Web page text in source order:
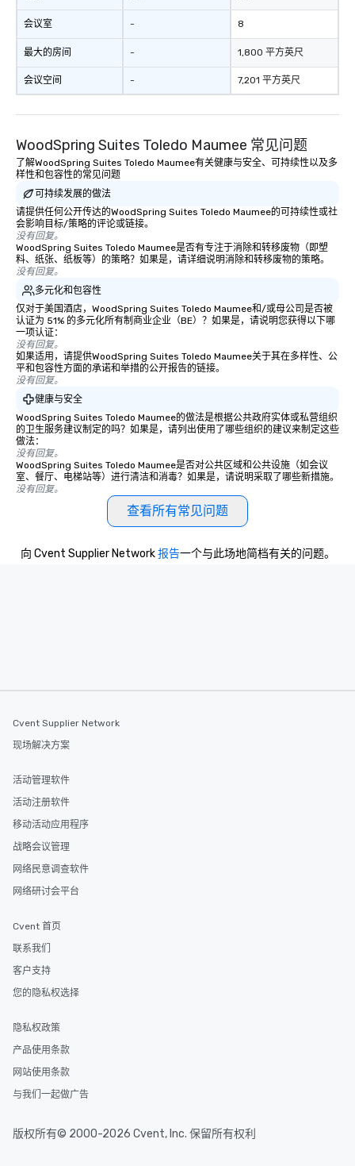
会议室
最大的房间
会议空间
-
-
-
8
1,800 平方英尺
7,201 平方英尺
WoodSpring Suites Toledo Maumee 常见问题
了解WoodSpring Suites Toledo Maumee有关健康与安全、可持续性以及多
样性和包容性的常见问题
可持续发展的做法
请提供任何公开传达的WoodSpring Suites Toledo Maumee的可持续性或社
会影响目标/策略的评论或链接。
没有回复。
WoodSpring Suites Toledo Maumee是否有专注于消除和转移废物（即塑
料、纸张、纸板等）的策略？如果是，请详细说明消除和转移废物的策略。
没有回复。
多元化和包容性
仅对于美国酒店，WoodSpring Suites Toledo Maumee和/或母公司是否被
认证为 51% 的多元化所有制商业企业（BE）？如果是，请说明您获得以下哪
一项认证：
没有回复。
如果适用，请提供WoodSpring Suites Toledo Maumee关于其在多样性、公
平和包容性方面的承诺和举措的公开报告的链接。
没有回复。
健康与安全
WoodSpring Suites Toledo Maumee的做法是根据公共政府实体或私营组织
的卫生服务建议制定的吗？如果是，请列出使用了哪些组织的建议来制定这些
做法：
没有回复。
WoodSpring Suites Toledo Maumee是否对公共区域和公共设施（如会议
室、餐厅、电梯站等）进行清洁和消毒？如果是，请说明采取了哪些新措施。
没有回复。
查看所有常见问题
向 Cvent Supplier Network报告一个与此场地简档有关的问题。
Cvent Supplier Network
现场解决方案
活动管理软件
活动注册软件
移动活动应用程序
战略会议管理
网络民意调查软件
网络研讨会平台
Cvent 首页
联系我们
客户支持
您的隐私权选择
隐私权政策
产品使用条款
网站使用条款
与我们一起做广告
版权所有© 2000-2026 Cvent, Inc. 保留所有权利